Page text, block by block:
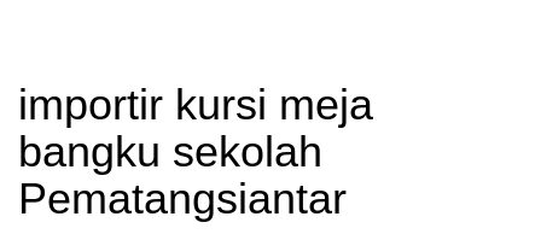
importir kursi meja
bangku sekolah
Pematangsiantar